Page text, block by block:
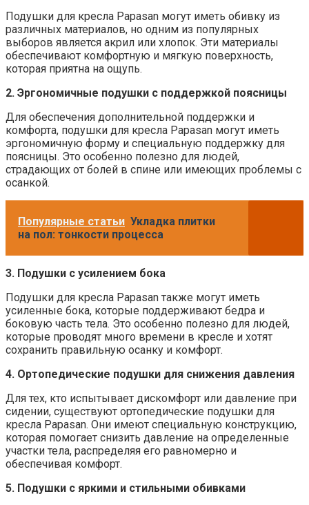
Подушки для кресла Papasan могут иметь обивку из
различных материалов, но одним из популярных
выборов является акрил или хлопок. Эти материалы
обеспечивают комфортную и мягкую поверхность,
которая приятна на ощупь.
2. Эргономичные подушки с поддержкой поясницы
Для обеспечения дополнительной поддержки и
комфорта, подушки для кресла Papasan могут иметь
эргономичную форму и специальную поддержку для
поясницы. Это особенно полезно для людей,
страдающих от болей в спине или имеющих проблемы с
осанкой.
Популярные статьи Укладка плитки
на пол: тонкости процесса
3. Подушки с усилением бока
Подушки для кресла Papasan также могут иметь
усиленные бока, которые поддерживают бедра и
боковую часть тела. Это особенно полезно для людей,
которые проводят много времени в кресле и хотят
сохранить правильную осанку и комфорт.
4. Ортопедические подушки для снижения давления
Для тех, кто испытывает дискомфорт или давление при
сидении, существуют ортопедические подушки для
кресла Papasan. Они имеют специальную конструкцию,
которая помогает снизить давление на определенные
участки тела, распределяя его равномерно и
обеспечивая комфорт.
5. Подушки с яркими и стильными обивками